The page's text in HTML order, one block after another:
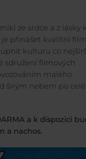
ze srdce a z lásky
je přinášet kvalitní
kulturu co
sdružení filmových
malého
širým nebem po
a k dispozici
a nachos.